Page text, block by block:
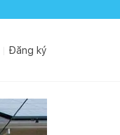
Đăng ký